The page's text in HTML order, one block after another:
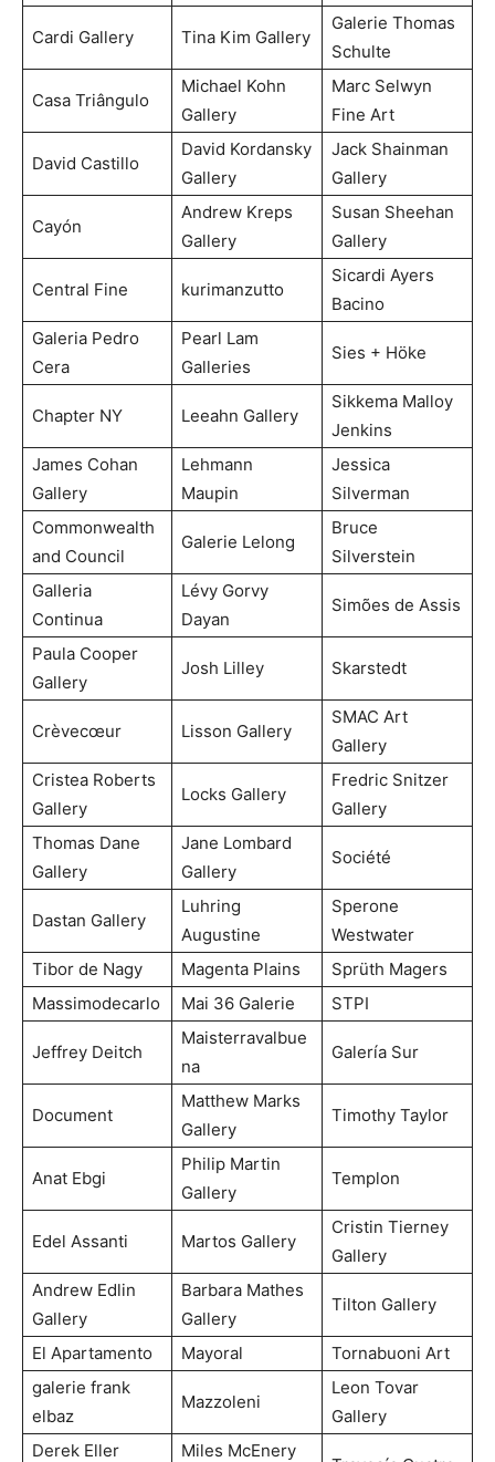
Cardi Gallery Tina Kim Gallery
Galerie Thomas
Schulte
Casa Triângulo
Michael Kohn
Gallery
Marc Selwyn
Fine Art
David Castillo
David Kordansky
Gallery
Jack Shainman
Gallery
Cayón
Andrew Kreps
Gallery
Susan Sheehan
Gallery
Central Fine kurimanzutto
Sicardi Ayers
Bacino
Galeria Pedro
Cera
Pearl Lam
Galleries
Sies + Höke
Chapter NY Leeahn Gallery
Sikkema Malloy
Jenkins
James Cohan
Gallery
Lehmann
Maupin
Jessica
Silverman
Commonwealth
and Council
Galerie Lelong
Bruce
Silverstein
Galleria
Continua
Lévy Gorvy
Dayan
Simões de Assis
Paula Cooper
Gallery
Josh Lilley Skarstedt
Crèvecœur Lisson Gallery
SMAC Art
Gallery
Cristea Roberts
Gallery
Locks Gallery
Fredric Snitzer
Gallery
Thomas Dane
Gallery
Jane Lombard
Gallery
Société
Dastan Gallery
Luhring
Augustine
Sperone
Westwater
Tibor de Nagy
Magenta Plains
Sprüth Magers
Massimodecarlo
Mai 36 Galerie STPI
Jeffrey Deitch
Maisterravalbue
na
Galería Sur
Document
Matthew Marks
Gallery
Timothy Taylor
Anat Ebgi
Philip Martin
Gallery
Templon
Edel Assanti Martos Gallery
Cristin Tierney
Gallery
Andrew Edlin
Gallery
Barbara Mathes
Gallery
Tilton Gallery
El Apartamento Mayoral
Tornabuoni Art
galerie frank
elbaz
Mazzoleni
Leon Tovar
Gallery
Derek Eller
Miles McEnery